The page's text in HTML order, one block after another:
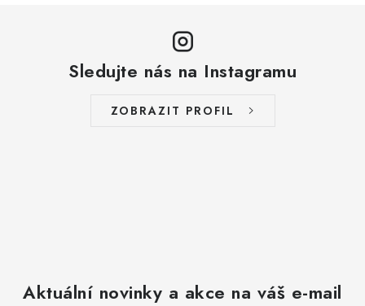
Sledujte nás na Instagramu
ZOBRAZIT PROFIL
Aktuální novinky a akce na váš e-mail